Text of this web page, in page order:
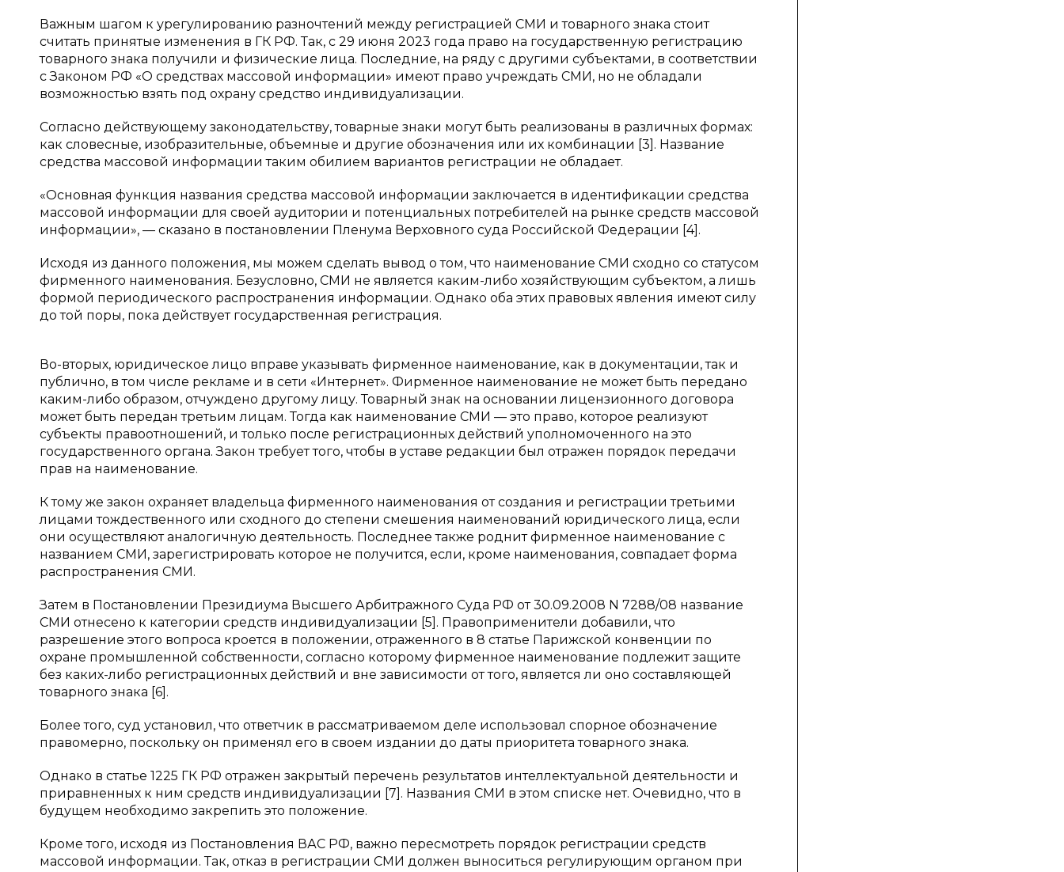
Важным шагом к урегулированию разночтений между регистрацией СМИ и товарного знака стоит
считать принятые изменения в ГК РФ. Так, с 29 июня 2023 года право на государственную регистрацию
товарного знака получили и физические лица. Последние, на ряду с другими субъектами, в соответствии
с Законом РФ «О средствах массовой информации» имеют право учреждать СМИ, но не обладали
возможностью взять под охрану средство индивидуализации.
Согласно действующему законодательству, товарные знаки могут быть реализованы в различных формах:
как словесные, изобразительные, объемные и другие обозначения или их комбинации [3]. Название
средства массовой информации таким обилием вариантов регистрации не обладает.
«Основная функция названия средства массовой информации заключается в идентификации средства
массовой информации для своей аудитории и потенциальных потребителей на рынке средств массовой
информации», — сказано в постановлении Пленума Верховного суда Российской Федерации [4].
Исходя из данного положения, мы можем сделать вывод о том, что наименование СМИ сходно со статусом
фирменного наименования. Безусловно, СМИ не является каким-либо хозяйствующим субъектом, а лишь
формой периодического распространения информации. Однако оба этих правовых явления имеют силу
до той поры, пока действует государственная регистрация.
Во-вторых, юридическое лицо вправе указывать фирменное наименование, как в документации, так и
публично, в том числе рекламе и в сети «Интернет». Фирменное наименование не может быть передано
каким-либо образом, отчуждено другому лицу. Товарный знак на основании лицензионного договора
может быть передан третьим лицам. Тогда как наименование СМИ — это право, которое реализуют
субъекты правоотношений, и только после регистрационных действий уполномоченного на это
государственного органа. Закон требует того, чтобы в уставе редакции был отражен порядок передачи
прав на наименование.
К тому же закон охраняет владельца фирменного наименования от создания и регистрации третьими
лицами тождественного или сходного до степени смешения наименований юридического лица, если
они осуществляют аналогичную деятельность. Последнее также роднит фирменное наименование с
названием СМИ, зарегистрировать которое не получится, если, кроме наименования, совпадает форма
распространения СМИ.
Затем в Постановлении Президиума Высшего Арбитражного Суда РФ от 30.09.2008 N 7288/08 название
СМИ отнесено к категории средств индивидуализации [5]. Правоприменители добавили, что
разрешение этого вопроса кроется в положении, отраженного в 8 статье Парижской конвенции по
охране промышленной собственности, согласно которому фирменное наименование подлежит защите
без каких-либо регистрационных действий и вне зависимости от того, является ли оно составляющей
товарного знака [6].
Более того, суд установил, что ответчик в рассматриваемом деле использовал спорное обозначение
правомерно, поскольку он применял его в своем издании до даты приоритета товарного знака.
Однако в статье 1225 ГК РФ отражен закрытый перечень результатов интеллектуальной деятельности и
приравненных к ним средств индивидуализации [7]. Названия СМИ в этом списке нет. Очевидно, что в
будущем необходимо закрепить это положение.
Кроме того, исходя из Постановления ВАС РФ, важно пересмотреть порядок регистрации средств
массовой информации. Так, отказ в регистрации СМИ должен выноситься регулирующим органом при